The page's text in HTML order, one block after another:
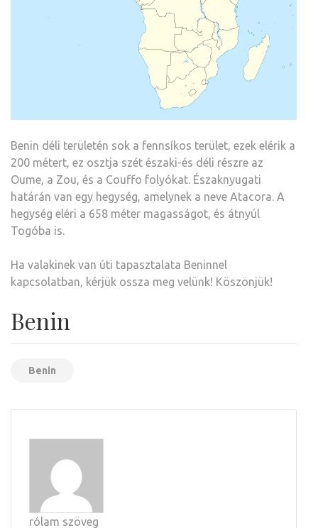
Benin déli területén sok a fennsíkos terület, ezek elérik a
200 métert, ez osztja szét északi-és déli részre az
Oume, a Zou, és a Couffo folyókat. Északnyugati
határán van egy hegység, amelynek a neve Atacora. A
hegység eléri a 658 méter magasságot, és átnyúl
Togóba is.
Ha valakinek van úti tapasztalata Beninnel
kapcsolatban, kérjük ossza meg velünk! Köszönjük!
Benin
Benin
rólam szöveg